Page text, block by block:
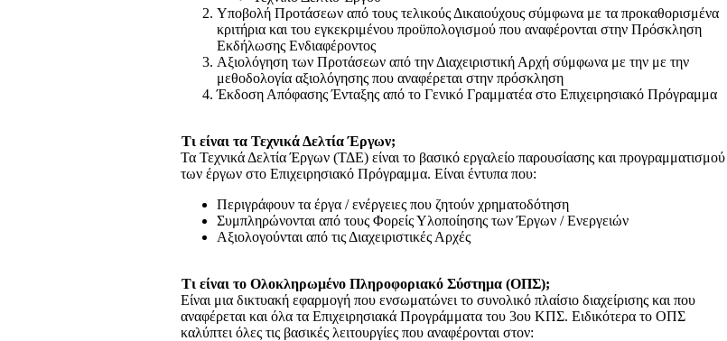
Υποβολή Προτάσεων από τους τελικούς Δικαιούχους σύμφωνα με τα προκαθορισμένα
κριτήρια και του εγκεκριμένου προϋπολογισμού που αναφέρονται στην Πρόσκληση
Εκδήλωσης Ενδιαφέροντος
Αξιολόγηση των Προτάσεων από την Διαχειριστική Αρχή σύμφωνα με την με την
μεθοδολογία αξιολόγησης που αναφέρεται στην πρόσκληση
Έκδοση Απόφασης Ένταξης από το Γενικό Γραμματέα στο Επιχειρησιακό Πρόγραμμα
Τι είναι τα Τεχνικά Δελτία Έργων;
Τα Τεχνικά Δελτία Έργων (ΤΔΕ) είναι το βασικό εργαλείο παρουσίασης και προγραμματισμού
των έργων στο Επιχειρησιακό Πρόγραμμα. Είναι έντυπα που:
Περιγράφουν τα έργα / ενέργειες που ζητούν χρηματοδότηση
Συμπληρώνονται από τους Φορείς Υλοποίησης των Έργων / Ενεργειών
Αξιολογούνται από τις Διαχειριστικές Αρχές
Τι είναι το Ολοκληρωμένο Πληροφοριακό Σύστημα (ΟΠΣ);
Είναι μια δικτυακή εφαρμογή που ενσωματώνει το συνολικό πλαίσιο διαχείρισης και που
αναφέρεται και όλα τα Επιχειρησιακά Προγράμματα του 3ου ΚΠΣ. Ειδικότερα το ΟΠΣ
καλύπτει όλες τις βασικές λειτουργίες που αναφέρονται στον: